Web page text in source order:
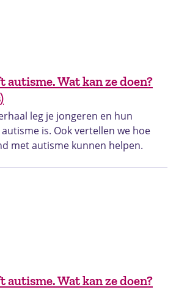
Wat kan ze doen?
leg je jongeren en hun
is. Ook vertellen we hoe
met autisme kunnen helpen.
Wat kan ze doen?